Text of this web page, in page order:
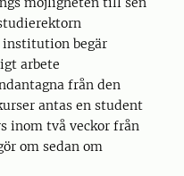
institution begär
arbete
från den
antas en student
inom två veckor från
om sedan om